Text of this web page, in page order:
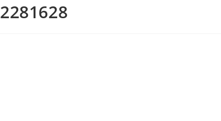
2281628